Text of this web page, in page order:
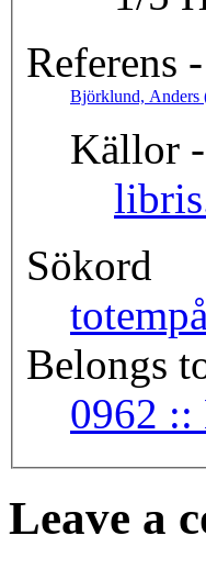
Referens
Björklund, Anders
Källor
Sökord
Belongs
Leave a